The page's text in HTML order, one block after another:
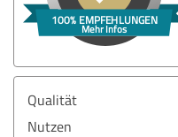
Qualität
Nutzen